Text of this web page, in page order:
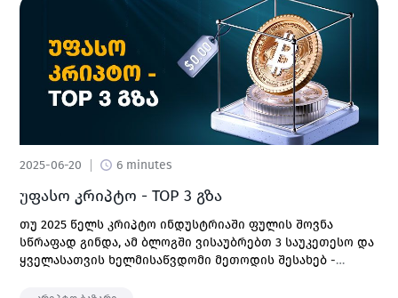
2025-06-20 6 minutes
უფასო კრიპტო - TOP 3 გზა
თუ 2025 წელს კრიპტო ინდუსტრიაში ფულის შოვნა
სწრაფად გინდა, ამ ბლოგში ვისაუბრებთ 3 საუკეთესო და
ყველასათვის ხელმისაწვდომი მეთოდის შესახებ -